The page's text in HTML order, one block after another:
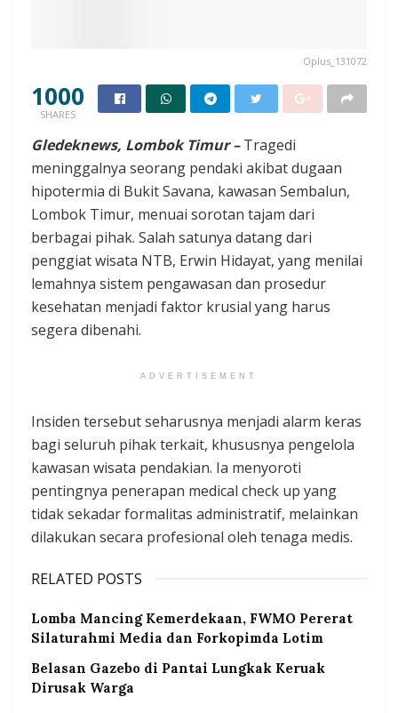
Oplus_131072
1000
SHARES
Gledeknews, Lombok Timur – Tragedi
meninggalnya seorang pendaki akibat dugaan
hipotermia di Bukit Savana, kawasan Sembalun,
Lombok Timur, menuai sorotan tajam dari
berbagai pihak. Salah satunya datang dari
penggiat wisata NTB, Erwin Hidayat, yang menilai
lemahnya sistem pengawasan dan prosedur
kesehatan menjadi faktor krusial yang harus
segera dibenahi.
ADVERTISEMENT
Insiden tersebut seharusnya menjadi alarm keras
bagi seluruh pihak terkait, khususnya pengelola
kawasan wisata pendakian. Ia menyoroti
pentingnya penerapan medical check up yang
tidak sekadar formalitas administratif, melainkan
dilakukan secara profesional oleh tenaga medis.
RELATED POSTS
Lomba Mancing Kemerdekaan, FWMO Pererat
Silaturahmi Media dan Forkopimda Lotim
Belasan Gazebo di Pantai Lungkak Keruak
Dirusak Warga